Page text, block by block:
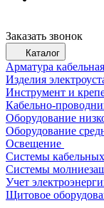
Заказать звонок
Каталог
Арматура кабельная
Изделия
Инструмент и
Кабельно-
Оборудование
Оборудование
Освещение
Системы кабельных
Системы
Учет
Щитовое